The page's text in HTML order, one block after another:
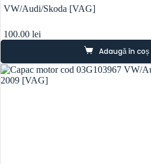
VW/Audi/Skoda [VAG]
100.00 lei
Adaugă în coș